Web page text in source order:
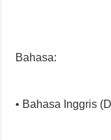
Bahasa:
• Bahasa Inggris